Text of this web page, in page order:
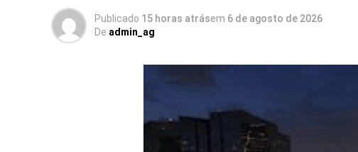
Publicado 15 horas atrásem 6 de agosto de 2026
De admin_ag